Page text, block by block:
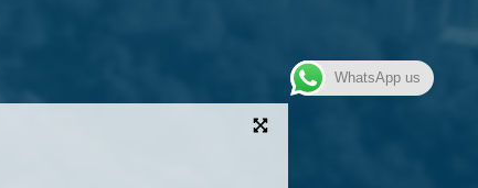
WhatsApp us